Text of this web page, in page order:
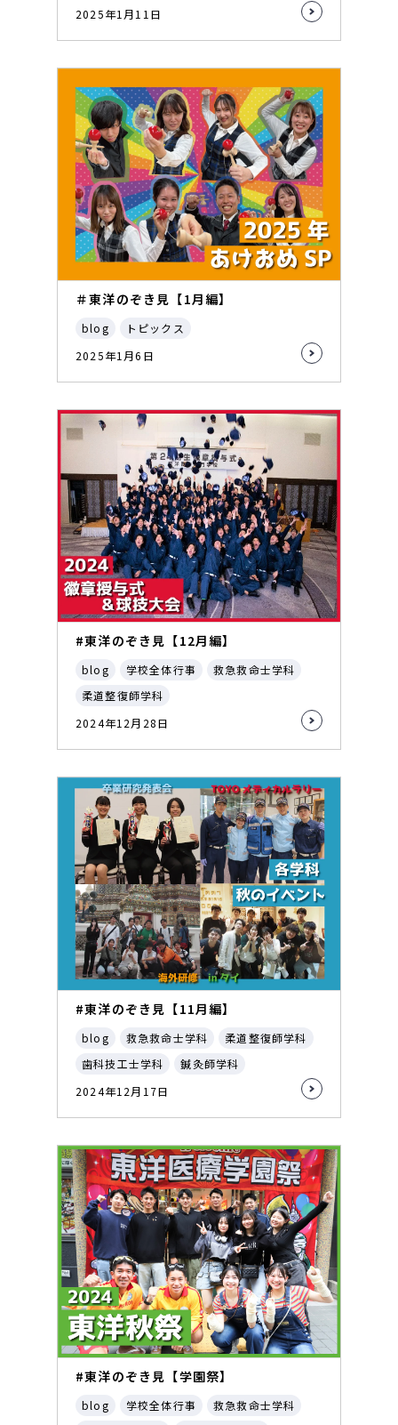
2025年1月11日
＃東洋のぞき見【1月編】
blog
トピックス
2025年1月6日
#東洋のぞき見【12月編】
blog 学校全体行事
救急救命士学科
柔道整復師学科
2024年12月28日
#東洋のぞき見【11月編】
blog 救急救命士学科
柔道整復師学科
歯科技工士学科
鍼灸師学科
2024年12月17日
#東洋のぞき見【学園祭】
blog 学校全体行事
救急救命士学科